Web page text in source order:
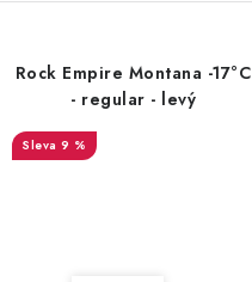
Rock Empire Montana -17°C
- regular - levý
9 %